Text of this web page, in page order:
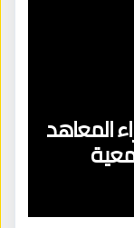
المعاهد